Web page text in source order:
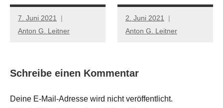
7. Juni 2021
Anton G. Leitner
2. Juni 2021
Anton G. Leitner
Schreibe einen Kommentar
Deine E-Mail-Adresse wird nicht veröffentlicht.